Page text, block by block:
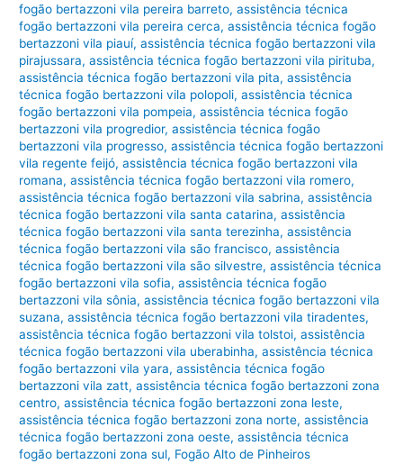
fogão bertazzoni vila pereira barreto,assistência técnica
fogão bertazzoni vila pereira cerca,assistência técnica fogão
bertazzoni vila piauí,assistência técnica fogão bertazzoni vila
pirajussara,assistência técnica fogão bertazzoni vila pirituba,
assistência técnica fogão bertazzoni vila pita,assistência
técnica fogão bertazzoni vila polopoli,assistência técnica
fogão bertazzoni vila pompeia,assistência técnica fogão
bertazzoni vila progredior,assistência técnica fogão
bertazzoni vila progresso,assistência técnica fogão bertazzoni
vila regente feijó,assistência técnica fogão bertazzoni vila
romana,assistência técnica fogão bertazzoni vila romero,
assistência técnica fogão bertazzoni vila sabrina,assistência
técnica fogão bertazzoni vila santa catarina,assistência
técnica fogão bertazzoni vila santa terezinha,assistência
técnica fogão bertazzoni vila são francisco,assistência
técnica fogão bertazzoni vila são silvestre,assistência técnica
fogão bertazzoni vila sofia,assistência técnica fogão
bertazzoni vila sônia,assistência técnica fogão bertazzoni vila
suzana,assistência técnica fogão bertazzoni vila tiradentes,
assistência técnica fogão bertazzoni vila tolstoi,assistência
técnica fogão bertazzoni vila uberabinha,assistência técnica
fogão bertazzoni vila yara,assistência técnica fogão
bertazzoni vila zatt,assistência técnica fogão bertazzoni zona
centro,assistência técnica fogão bertazzoni zona leste,
assistência técnica fogão bertazzoni zona norte,assistência
técnica fogão bertazzoni zona oeste,assistência técnica
fogão bertazzoni zona sul, Fogão Alto de Pinheiros